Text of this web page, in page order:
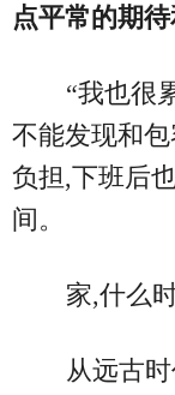
点平常的期待
“我也很
不能发现和
负担,下班后
间。
家,什么
从远古